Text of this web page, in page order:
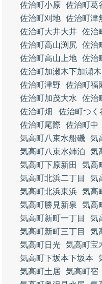
佐治町小原 佐治町葛
佐治町刈地 佐治町津
佐治町大井大井 佐治
佐治町高山渕尻 佐治
佐治町高山上地 佐治
佐治町加瀬木下加瀬木
佐治町津野
佐治町福
佐治町加茂大水
佐治
佐治町畑
佐治町つく
佐治町尾際
佐治町中
気高町八束水船磯 気
気高町八束水姉泊
気
気高町下原新田
気高
気高町北浜二丁目
気
気高町北浜東浜 気高
気高町勝見新泉
気高
気高町新町一丁目
気
気高町新町三丁目
気
気高町日光 気高町宝
気高町下坂本下坂本
気高町土居 気高町宿